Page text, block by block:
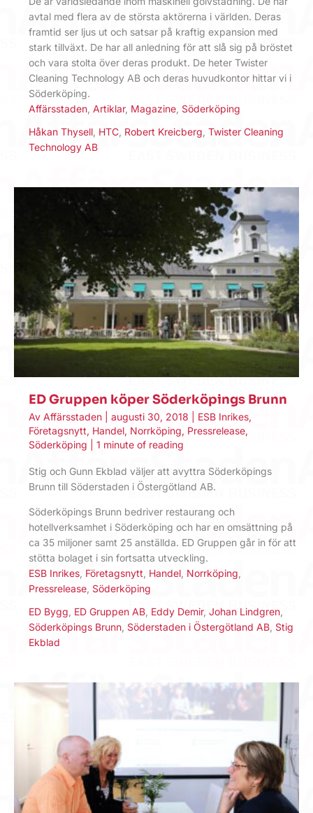
avtal med flera av de största aktörerna i världen. Deras
framtid ser ljus ut och satsar på kraftig expansion med
stark tillväxt. De har all anledning för att slå sig på bröstet
och vara stolta över deras produkt. De heter Twister
Cleaning Technology AB och deras huvudkontor hittar vi i
Söderköping.
Affärsstaden Artiklar, Magazine Söderköping
Håkan Thysell HTC Robert Kreicberg Twister Cleaning
Technology AB
ED Gruppen köper Söderköpings Brunn
Av Affärsstaden augusti 30, 2018 ESB Inrikes,
Företagsnytt, Handel, Norrköping, Pressrelease,
Söderköping
1 minute of reading
Stig och Gunn Ekblad väljer att avyttra Söderköpings
Brunn till Söderstaden i Östergötland AB.
Söderköpings Brunn bedriver restaurang och
hotellverksamhet i Söderköping och har en omsättning på
ca 35 miljoner samt 25 anställda. ED Gruppen går in för att
stötta bolaget i sin fortsatta utveckling.
ESB Inrikes Företagsnytt Handel Norrköping
Pressrelease Söderköping
ED Bygg ED Gruppen AB Eddy Demir, Johan Lindgren
Söderköpings Brunn Söderstaden i Östergötland AB Stig
Ekblad